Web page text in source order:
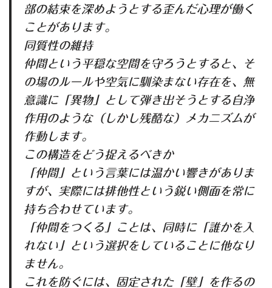
部の結束を深めようとする歪んだ心理が働く
ことがあります。
同質性の維持
仲間という平穏な空間を守ろうとすると、そ
の場のルールや空気に馴染まない存在を、無
意識に「異物」として弾き出そうとする自浄
作用のような（しかし残酷な）メカニズムが
作動します。
この構造をどう捉えるべきか
「仲間」という言葉には温かい響きがありま
すが、実際には排他性という鋭い側面を常に
持ち合わせています。
「仲間をつくる」ことは、同時に「誰かを入
れない」という選択をしていることに他なり
ません。
これを防ぐには、固定された「壁」を作るの